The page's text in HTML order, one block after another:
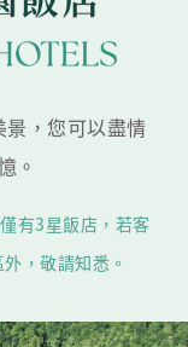
，您可以盡情
。
有3星飯店，若客
，敬請知悉。